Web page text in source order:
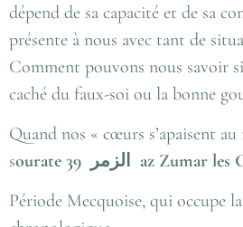
dépend de sa capacité et de sa
présente à nous avec tant de
Comment pouvons nous savoir
caché du faux-soi ou la bonne
Quand nos « cœurs s’apaisent
sourate 39 الزمر
az Zumar les
Période Mecquoise, qui occupe